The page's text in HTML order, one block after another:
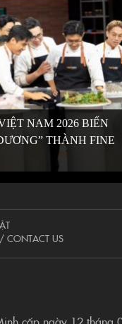
NAM 2026 BIẾN
THÀNH FINE
CONTACT US